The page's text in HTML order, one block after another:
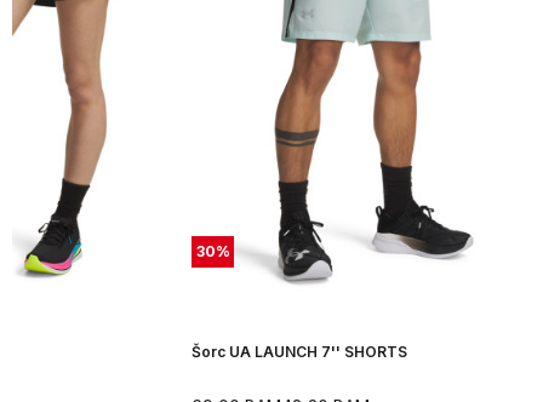
30%
Šorc UA LAUNCH 7'' SHORTS